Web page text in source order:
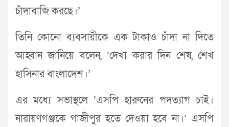
চাঁদাবাজি করছে।’
তিনি কোনো ব্যবসায়ীকে এক টাকাও চাঁদা না দিতে
আহ্বান জানিয়ে বলেন, ‘দেখা করার দিন শেষ, শেখ
হাসিনার বাংলাদেশ।’
এর মধ্যে সভাস্থলে ‘এসপি হারুনের পদত্যাগ চাই।
নারায়ণগঞ্জকে গাজীপুর হতে দেওয়া হবে না।’ এসপি